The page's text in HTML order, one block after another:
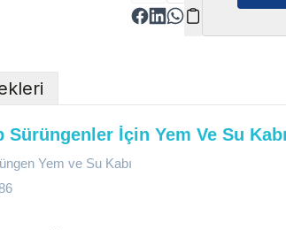
Sürüngenler İçin Yem Ve Su
Yem ve Su Kabı